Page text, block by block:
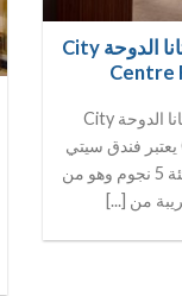
فندق سيتي سنتر روتانا الدوحة City
Centre
فندق سيتي سنتر روتانا الدوحة City
Centre Rotana Doha يعتبر فندق سيتي
سنتر روتانا الدوحة من فئة 5 نجوم وهو من
من [...]